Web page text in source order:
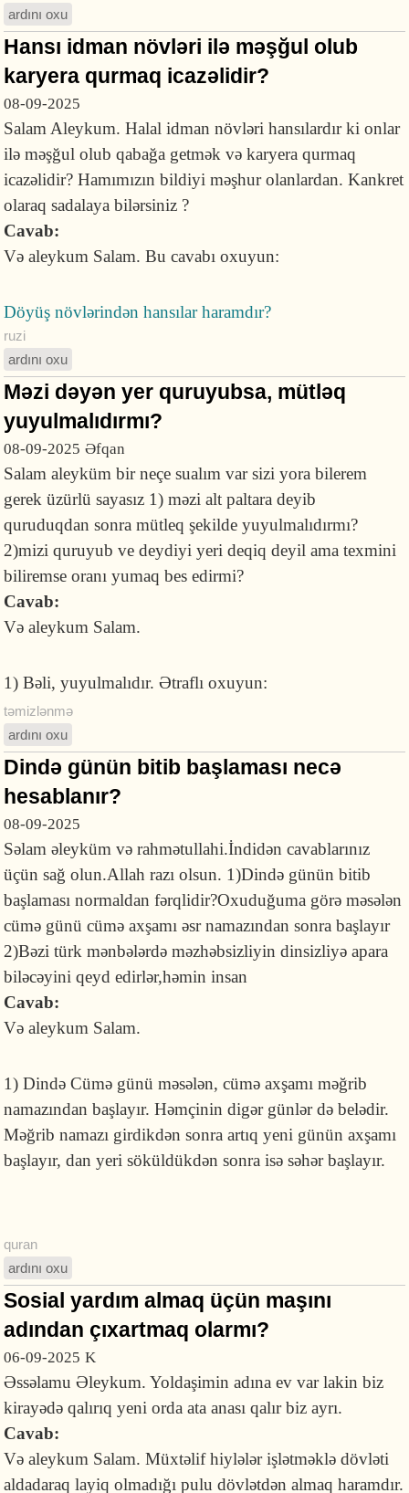
ardını oxu
Hansı idman növləri ilə məşğul olub
karyera qurmaq icazəlidir?
08-09-2025
Salam Aleykum. Halal idman növləri hansılardır ki onlar
ilə məşğul olub qabağa getmək və karyera qurmaq
icazəlidir? Hamımızın bildiyi məşhur olanlardan. Kankret
olaraq sadalaya bilərsiniz ?
Cavab:
Və aleykum Salam. Bu cavabı oxuyun:
Döyüş növlərindən hansılar haramdır?
ruzi
ardını oxu
Məzi dəyən yer quruyubsa, mütləq
yuyulmalıdırmı?
08-09-2025 Əfqan
Salam aleyküm bir neçe sualım var sizi yora bilerem
gerek üzürlü sayasız 1) məzi alt paltara deyib
quruduqdan sonra mütleq şekilde yuyulmalıdırmı?
2)mizi quruyub ve deydiyi yeri deqiq deyil ama texmini
biliremse oranı yumaq bes edirmi?
Cavab:
Və aleykum Salam.
1) Bəli, yuyulmalıdır. Ətraflı oxuyun:
təmizlənmə
ardını oxu
Dində günün bitib başlaması necə
hesablanır?
08-09-2025
Səlam əleyküm və rahmətullahi.İndidən cavablarınız
üçün sağ olun.Allah razı olsun. 1)Dində günün bitib
başlaması normaldan fərqlidir?Oxuduğuma görə məsələn
cümə günü cümə axşamı əsr namazından sonra başlayır
2)Bəzi türk mənbələrdə məzhəbsizliyin dinsizliyə apara
biləcəyini qeyd edirlər,həmin insan
Cavab:
Və aleykum Salam.
1) Dində Cümə günü məsələn, cümə axşamı məğrib
namazından başlayır. Həmçinin digər günlər də belədir.
Məğrib namazı girdikdən sonra artıq yeni günün axşamı
başlayır, dan yeri söküldükdən sonra isə səhər başlayır.
quran
ardını oxu
Sosial yardım almaq üçün maşını
adından çıxartmaq olarmı?
06-09-2025 K
Əssəlamu Əleykum. Yoldaşimin adına ev var lakin biz
kirayədə qalırıq yeni orda ata anası qalır biz ayrı.
Cavab:
Və aleykum Salam. Müxtəlif hiylələr işlətməklə dövləti
aldadaraq layiq olmadığı pulu dövlətdən almaq haramdır.